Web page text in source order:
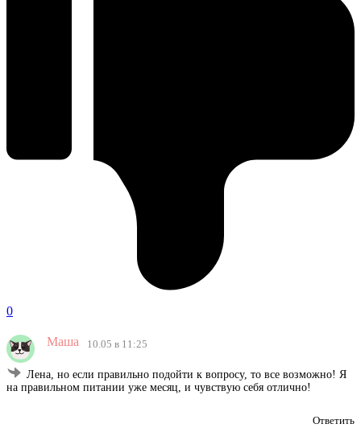
0
Маша 10.05 в 11:25
Лена, но если правильно подойти к вопросу, то все возможно! Я
на правильном питании уже месяц, и чувствую себя отлично!
Ответить